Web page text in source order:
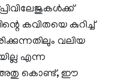
കവിതയെ കുറിച്ച്
വലിയ
എന്ന
അതു കൊണ്ട്, ഈ